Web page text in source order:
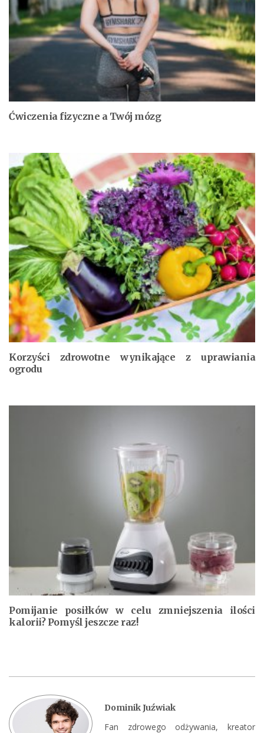
Ćwiczenia fizyczne a Twój mózg
Korzyści zdrowotne wynikające z uprawiania
ogrodu
Pomijanie posiłków w celu zmniejszenia ilości
kalorii? Pomyśl jeszcze raz!
Dominik Juźwiak
Fan zdrowego odżywania, kreator